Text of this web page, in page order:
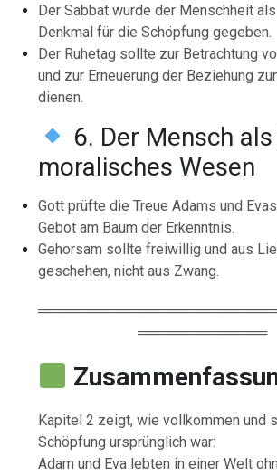
Der Sabbat wurde der Menschheit
Denkmal für die Schöpfung gegeben.
Der Ruhetag sollte zur Betrachtung
und zur Erneuerung der Beziehung
dienen.
6. Der Mensch
moralisches Wesen
Gott prüfte die Treue Adams und
Gebot am Baum der Erkenntnis.
Gehorsam sollte freiwillig und aus
geschehen, nicht aus Zwang.
═════════════
Kapitel 2 zeigt, wie vollkommen und
Schöpfung ursprünglich war:
Adam und Eva lebten in einer Welt